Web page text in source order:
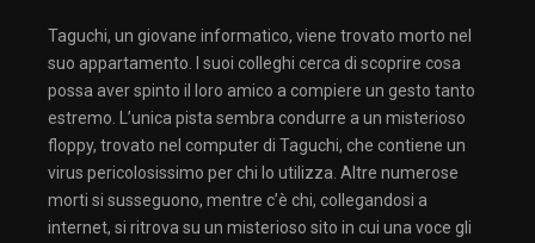
Taguchi, un giovane informatico, viene trovato morto nel
suo appartamento. I suoi colleghi cerca di scoprire cosa
possa aver spinto il loro amico a compiere un gesto tanto
estremo. L’unica pista sembra condurre a un misterioso
floppy, trovato nel computer di Taguchi, che contiene un
virus pericolosissimo per chi lo utilizza. Altre numerose
morti si susseguono, mentre c’è chi, collegandosi a
internet, si ritrova su un misterioso sito in cui una voce gli